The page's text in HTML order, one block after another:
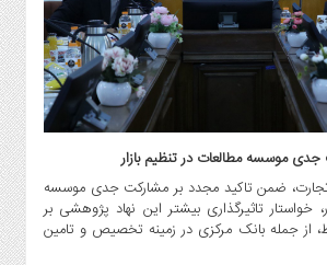
موسسه مطالعات در تنظیم بازار
ضمن تاکید مجدد بر مشارکت جدی موسسه
خواستار تاثیرگذاری بیشتر این نهاد پژوهشی بر
از جمله بانک مرکزی در زمینه تخصیص و تامین